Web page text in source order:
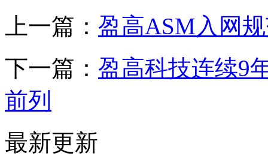
上一篇： 盈高ASM入网
下一篇： 盈高科技连续9
前列
最新更新